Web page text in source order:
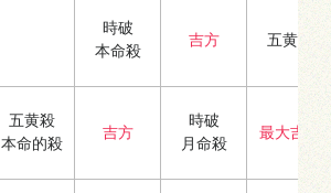
時破
本命殺
吉方 五黄殺
五黄殺
本命的殺
吉方
時破
月命殺
最大吉方